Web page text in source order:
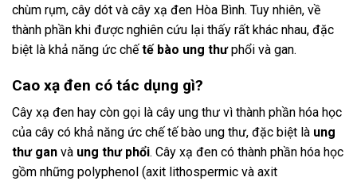
chùm rụm, cây dót và cây xạ đen Hòa Bình. Tuy nhiên, về
thành phần khi được nghiên cứu lại thấy rất khác nhau, đặc
biệt là khả năng ức chếtế bào ung thưphổi và gan.
Cao xạ đen có tác dụng gì?
Cây xạ đen hay còn gọi là cây ung thư vì thành phần hóa học
của cây có khả năng ức chế tế bào ung thư, đặc biệt là ung
thư gan và ung thư phổi. Cây xạ đen có thành phần hóa học
gồm những polyphenol (axit lithospermic và axit